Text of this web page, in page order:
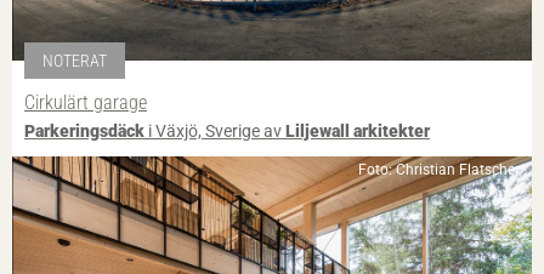
NOTERAT
Cirkulärt garage
Parkeringsdäck i Växjö, Sverige avLiljewall arkitekter
Foto: Christian Flatscher